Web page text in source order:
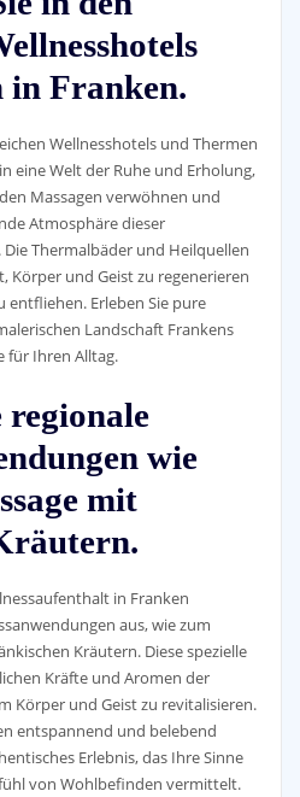
in Franken.
Wellnesshotels und Thermen
eine Welt der Ruhe und Erholung,
Massagen verwöhnen und
Atmosphäre dieser
Thermalbäder und Heilquellen
Körper und Geist zu regenerieren
entfliehen. Erleben Sie pure
Landschaft Frankens
für Ihren Alltag.
regionale
wie
mit
in Franken
aus, wie zum
Kräutern. Diese spezielle
Kräfte und Aromen der
Körper und Geist zu revitalisieren.
entspannend und belebend
Erlebnis, das Ihre Sinne
von Wohlbefinden vermittelt.